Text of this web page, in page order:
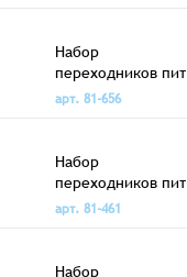
Набор
переходников пит
шт XX / гн 5,5x2,1
арт. 81-656
Набор
переходников пит
шт XX / гн 5,5x2,1
арт. 81-461
Набор